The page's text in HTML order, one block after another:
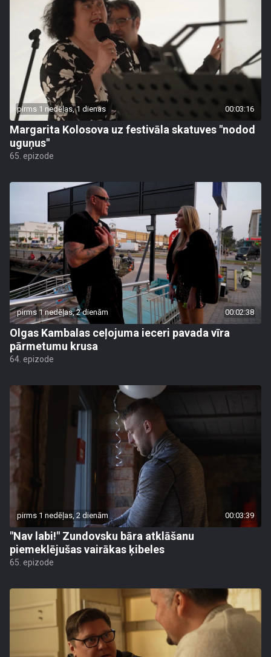
pirms 1 nedēļas, 1 dienas 00:03:16
Margarita Kolosova uz festivāla skatuves "nodod
uguņus"
65. epizode
pirms 1 nedēļas, 2 dienām 00:02:38
Olgas Kambalas ceļojuma ieceri pavada vīra
pārmetumu krusa
64. epizode
pirms 1 nedēļas, 2 dienām 00:03:39
"Nav labi!" Zundovsku bāra atklāšanu
piemeklējušas vairākas ķibeles
65. epizode